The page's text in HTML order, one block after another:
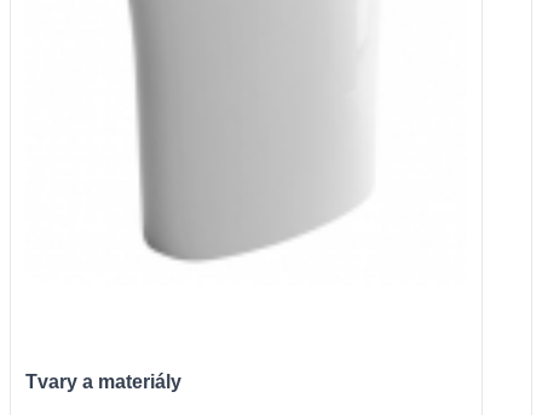
Tvary a materiály